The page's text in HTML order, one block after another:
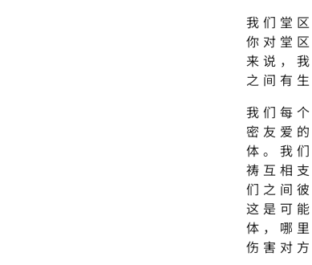
我们堂
你对堂
来说，
之间有
我们每
密友爱
体。我
祷互相
们之间
这是可
体，哪
伤害对